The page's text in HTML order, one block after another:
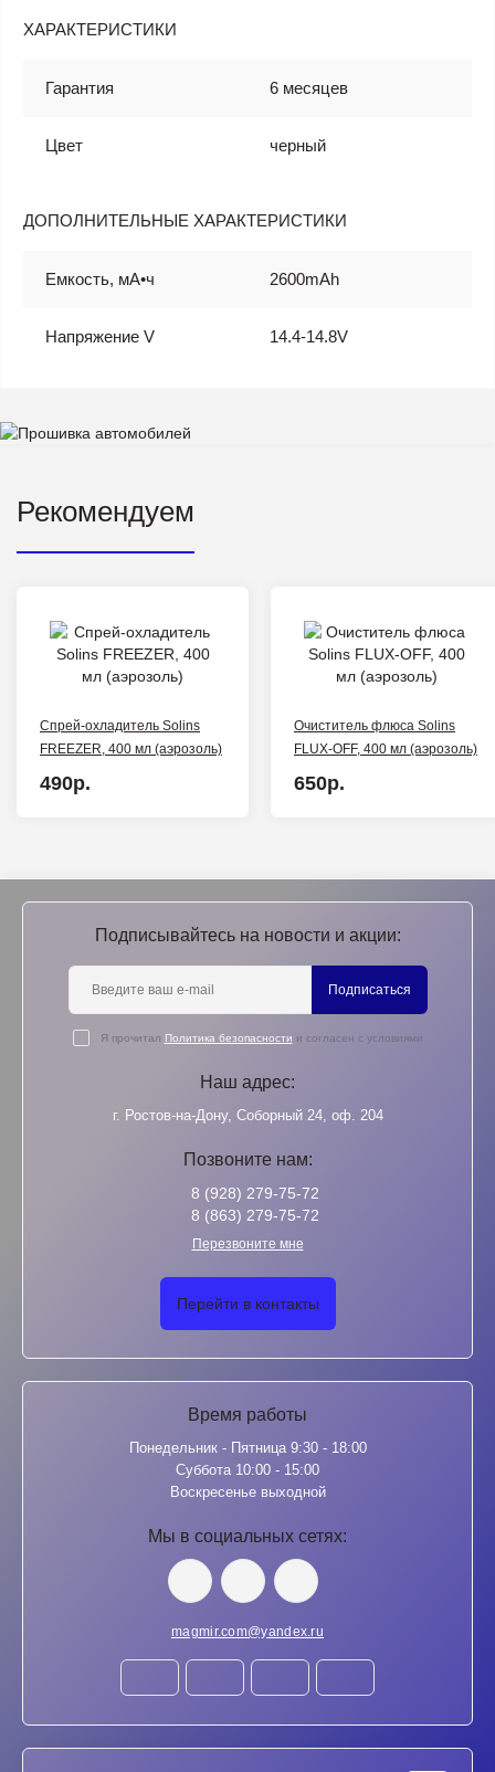
ХАРАКТЕРИСТИКИ
Гарантия 6 месяцев
Цвет черный
ДОПОЛНИТЕЛЬНЫЕ ХАРАКТЕРИСТИКИ
Емкость, мА•ч 2600mAh
Напряжение V 14.4-14.8V
Рекомендуем
Спрей-охладитель Solins
FREEZER, 400 мл (аэрозоль)
490р.
Очиститель флюса Solins
FLUX-OFF, 400 мл (аэрозоль)
650р.
Подписывайтесь на новости и акции:
Подписаться
Я прочитал Политика безопасности и согласен с условиями
Наш адрес:
г. Ростов-на-Дону, Соборный 24, оф. 204
Позвоните нам:
8 (928) 279-75-72
8 (863) 279-75-72
Перезвоните мне
Перейти в контакты
Время работы
Понедельник - Пятница 9:30 - 18:00
Суббота 10:00 - 15:00
Воскресенье выходной
Мы в социальных сетях:
magmir.com@yandex.ru